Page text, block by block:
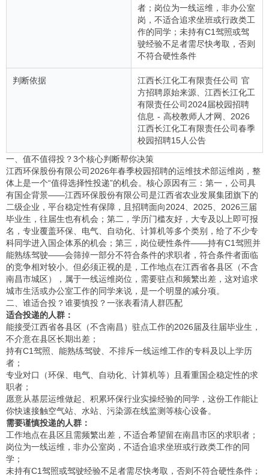
者；岗位为一线运维，非办公室
岗，不适合追求坐班或行政类工
作的同学；未持有C1驾照或驾
驶经验不足者需尽快考取，否则
不符合硬性条件
判断依据
江西长江化工有限责任公司 官
方招聘原始来源、江西长江化工
有限责任公司2024届校园招聘
信息 - 高校教师人才网、2026
江西长江化工有限责任公司春季
校园招聘15人公告
一、值不值得投？3个核心判断帮你决策
江西环保股份有限公司2026年春季校园招聘的运维技术部运维岗，整
体上是一个“值得选择性投递”的机会。核心原因有三：第一，公司具
有国企背景——江西环保股份有限公司是江西省农业发展集团旗下的
二级企业，平台稳定性有保障，且招聘面向2024、2025、2026三届
毕业生，往届生也有机会；第二，学历门槛友好，大专及以上即可报
名，专业覆盖环保、电气、自动化、计算机等多个类别，给了不少专
科同学进入国企体系的机会；第三，岗位硬性条件——持有C1驾照并
能熟练驾驶——会筛掉一部分不符合条件的求职者，符合条件者面临
的竞争相对较小。但必须正视的是，工作地点在江西省各县区（不含
南昌市城区），属于一线运维岗位，需要驻点和频繁出差，这对追求
城市生活或办公室工作的同学来说，是一个明显的减分项。
二、谁适合投？谁要慎投？一张表看清人群匹配
适合投递的人群：
能接受江西省各县区（不含南昌）驻点工作的2026届及往届毕业生，
不介意在县区长期出差；
持有C1驾照、能熟练驾驶、不排斥一线运维工作的专科及以上学历
者；
专业对口（环保、电气、自动化、计算机等）且看重国企稳定性的求
职者；
愿意从基层运维做起、积累环保行业实操经验的同学，这份工作能让
你快速接触空气站、水站、污染源在线监测等核心设备。
需要谨慎投递的人群：
工作地点在县区且需频繁出差，不适合希望留在南昌市区的求职者；
岗位为一线运维，非办公室岗，不适合追求坐班或行政类工作的同
学；
未持有C1驾照或驾驶经验不足者需尽快考取，否则不符合硬性条件；